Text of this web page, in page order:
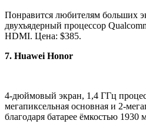
Понравится любителям больших
двухъядерный процессор
HDMI. Цена: $385.
7. Huawei Honor
4-дюймовый экран, 1,4 ГГц
мегапиксельная основная и 2-
благодаря батарее ёмкостью